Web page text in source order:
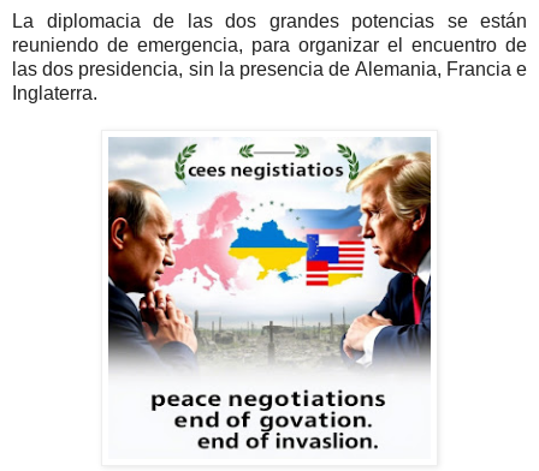
La diplomacia de las dos grandes potencias se están
reuniendo de emergencia, para organizar el encuentro de
las dos presidencia, sin la presencia de Alemania, Francia e
Inglaterra.